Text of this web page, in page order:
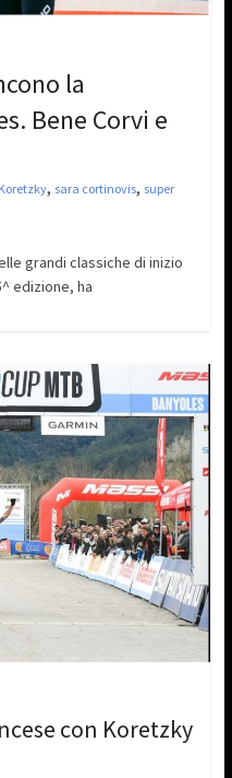
la
Bene Corvi e
Koretzky, sara cortinovis, super
grandi classiche di inizio
edizione, ha
con Koretzky